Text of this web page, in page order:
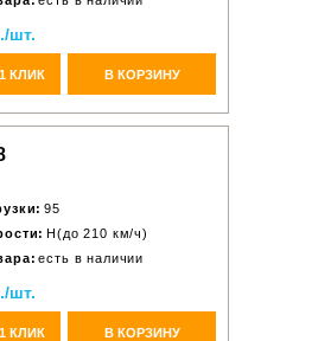
шт.
КЛИК В КОРЗИНУ
95
H(до 210 км/ч)
есть в наличии
шт.
КЛИК В КОРЗИНУ